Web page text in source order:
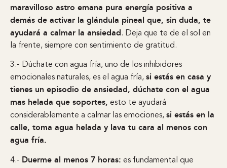
maravilloso astro emana pura energía positiva a
demás de activar la glándula pineal que, sin duda, te
ayudará a calmar la ansiedad. Deja que te de el sol en
la frente, siempre con sentimiento de gratitud.
3.- Dúchate con agua fría, uno de los inhibidores
emocionales naturales, es el agua fría, si estás en casa y
tienes un episodio de ansiedad, dúchate con el agua
mas helada que soportes, esto te ayudará
considerablemente a calmar las emociones, si estás en la
calle, toma agua helada y lava tu cara al menos con
agua fría.
4.- Duerme al menos 7 horas: es fundamental que